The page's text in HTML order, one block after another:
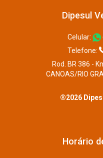
Dipesul
Celular:
Telefone:
Rod. BR 386 -
CANOAS/RIO
®2026
Horário